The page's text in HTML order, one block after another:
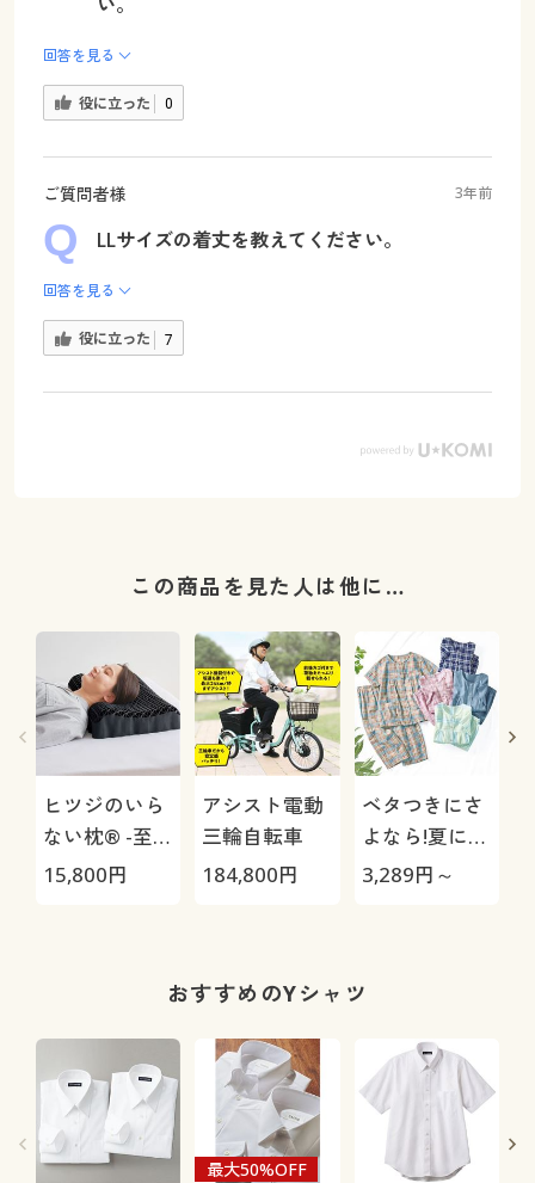
回答を見る
役に立った 0
ご質問者様 3年前
LLサイズの着丈を教えてください。
回答を見る
役に立った 7
この商品を見た人は他に…
ヒツジのいら
ない枕® -至
極-
15,800円
アシスト電動
三輪自転車
184,800円
ベタつきにさ
よなら!夏に心
地いい爽やか
3,289円～
おすすめのYシャツ
最大50%OFF